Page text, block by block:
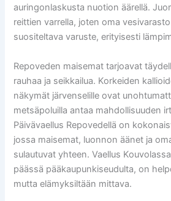
auringonlaskusta nuotion äärellä.
reittien varrella, joten oma
suositeltava varuste, erityisesti
Repoveden maisemat tarjoavat
rauhaa ja seikkailua. Korkeiden
näkymät järvenselille ovat
metsäpoluilla antaa mahdollisuuden
Päivävaellus Repovedellä on
jossa maisemat, luonnon äänet ja
sulautuvat yhteen. Vaellus
päässä pääkaupunkiseudulta, on
mutta elämyksiltään mittava.